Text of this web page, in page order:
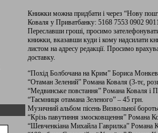
Книжки можна придбати і через “Нову
Коваля у Приватбанку: 5168 7553 0902
Переславши гроші, просимо
книжки, вказавши куди і кому надсилати
листом на адресу редакції. Просимо
доставку.
“Похід Болбочана на Крим” Бориса
“Отаман Зелений” Романа Коваля (3-тє,
“Медвинське повстання” Романа Коваля і
“Таємниця отамана Зеленого” – 45 грн.
Музичний альбом пісень Визвольної
“Крізь павутиння змосковщення” Романа
“Шевченкіана Михайла Гаврилка” Романа